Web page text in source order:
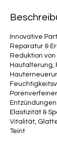
Innovative
Reparatur &
Reduktion
Hautalterung,
Elastizität &
Vitalität,
Teint